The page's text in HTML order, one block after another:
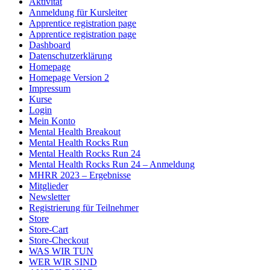
Anmeldung für Kursleiter
Apprentice registration page
Apprentice registration page
Dashboard
Datenschutzerklärung
Homepage
Homepage Version 2
Impressum
Kurse
Login
Mein Konto
Mental Health Breakout
Mental Health Rocks Run
Mental Health Rocks Run 24
Mental Health Rocks Run 24 – Anmeldung
MHRR 2023 – Ergebnisse
Mitglieder
Newsletter
Registrierung für Teilnehmer
Store
Store-Cart
Store-Checkout
WAS WIR TUN
WER WIR SIND